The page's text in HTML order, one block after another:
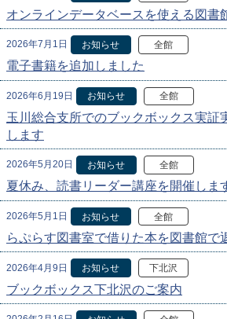
オンラインデータベースを使える図書
2026年7月1日 お知らせ 全館
電子書籍を追加しました
2026年6月19日 お知らせ 全館
玉川総合支所でのブックボックス実証
します
2026年5月20日 お知らせ 全館
夏休み、読書リーダー講座を開催しま
2026年5月1日 お知らせ 全館
らぷらす図書室で借りた本を図書館で
2026年4月9日 お知らせ 下北沢
ブックボックス下北沢のご案内